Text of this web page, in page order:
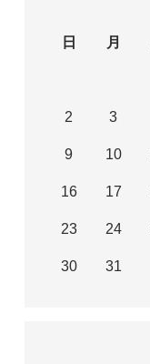
日
月
2 3
9 10
16 17
23 24
30 31